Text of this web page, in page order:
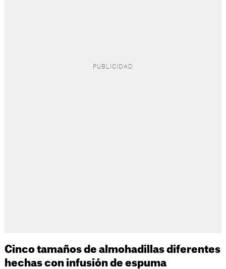
Cinco tamaños de almohadillas diferentes
hechas con infusión de espuma